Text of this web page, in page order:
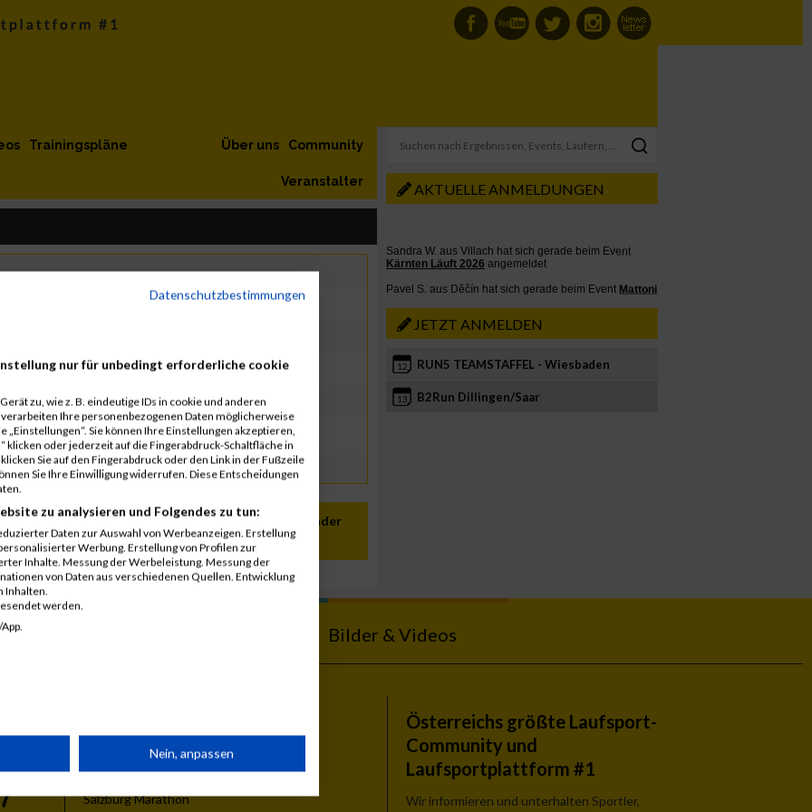
Trainingspläne Community
Über uns
Veranstalter
5 km, Nordic Walking, Lauf, Street Run
In meinen Kalender
übernehmen
AKTUELLE ANMELDUNGEN
JETZT ANMELDEN
12 RUN5 TEAMSTAFFEL - Wiesbaden
13 B2Run Dillingen/Saar
Bilder & Videos
Vienna City Marathon
Salzburg Marathon
Österreichs größte Laufsport-
Community und
Laufsportplattform #1
Wir informieren und unterhalten Sportler,
Datenschutzbestimmungen
nur für unbedingt erforderliche cookie
zu, wie z. B. eindeutige IDs in cookie und anderen
Ihre personenbezogenen Daten möglicherweise
Sie können Ihre Einstellungen akzeptieren,
klicken oder jederzeit auf die Fingerabdruck-Schaltfläche in
Sie auf den Fingerabdruck oder den Link in der Fußzeile
Sie Ihre Einwilligung widerrufen. Diese Entscheidungen
zu analysieren und Folgendes zu tun:
Daten zur Auswahl von Werbeanzeigen. Erstellung
Werbung. Erstellung von Profilen zur
Inhalte. Messung der Werbeleistung. Messung der
von Daten aus verschiedenen Quellen. Entwicklung
Inhalten.
werden.
Nein, anpassen